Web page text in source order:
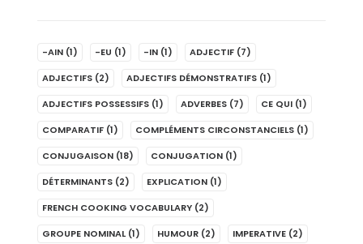
-AIN (1) -EU (1) -IN (1) ADJECTIF (7)
ADJECTIFS (2) ADJECTIFS DÉMONSTRATIFS (1)
ADJECTIFS POSSESSIFS (1) ADVERBES (7) CE QUI (1)
COMPARATIF (1) COMPLÉMENTS CIRCONSTANCIELS (1)
CONJUGAISON (18) CONJUGATION (1)
DÉTERMINANTS (2) EXPLICATION (1)
FRENCH COOKING VOCABULARY (2)
GROUPE NOMINAL (1) HUMOUR (2) IMPERATIVE (2)